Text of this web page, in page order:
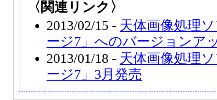
〈関連リンク〉
2013/02/15 - 天体画像処理
ージ7」へのバージョンア
2013/01/18 - 天体画像処理
ージ7」3月発売